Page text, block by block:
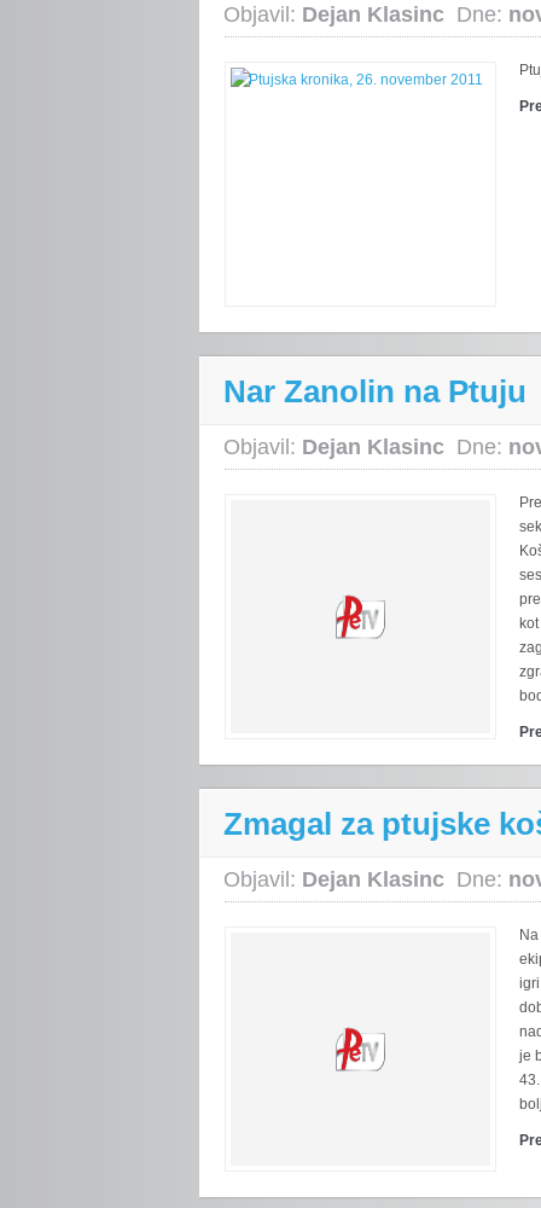
Objavil: Dejan Klasinc Dne:
Nar Zanolin na Ptuju
Objavil: Dejan Klasinc Dne:
Zmagal za ptujske
Objavil: Dejan Klasinc Dne:
je